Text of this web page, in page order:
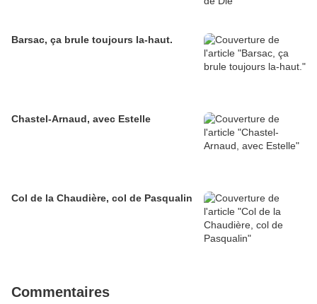
Barsac, ça brule toujours la-haut.
Chastel-Arnaud, avec Estelle
Col de la Chaudière, col de Pasqualin
Commentaires